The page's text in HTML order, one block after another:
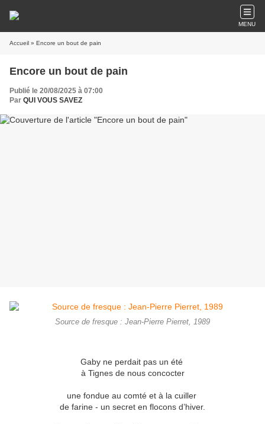
MENU
Accueil » Encore un bout de pain
Encore un bout de pain
Publié le 20/08/2025 à 07:00
Par QUI VOUS SAVEZ
Source de fresque : Jean-Pierre Pierret, 1989
Gaby ne perdait pas un été
à Tignes de nous concocter
une fondue au comté et à la cuiller
de farine - un secret en flocons d’hiver.